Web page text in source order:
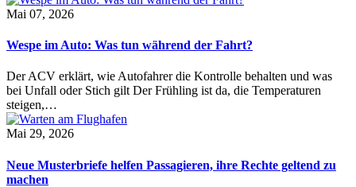
Mai 07, 2026
Wespe im Auto: Was tun während der Fahrt?
Der ACV erklärt, wie Autofahrer die Kontrolle behalten und was
bei Unfall oder Stich gilt Der Frühling ist da, die Temperaturen
steigen,…
Mai 29, 2026
Neue Musterbriefe helfen Passagieren, ihre Rechte geltend zu
machen